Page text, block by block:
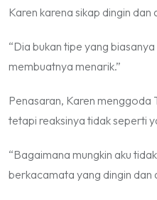
Karen karena sikap dingin dan
“Dia bukan tipe yang
membuatnya menarik.”
Penasaran, Karen menggoda
tetapi reaksinya tidak seperti
“Bagaimana mungkin aku
berkacamata yang dingin dan